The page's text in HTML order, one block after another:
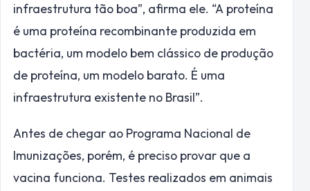
infraestrutura tão boa”, afirma ele. “A proteína
é uma proteína recombinante produzida em
bactéria, um modelo bem clássico de produção
de proteína, um modelo barato. É uma
infraestrutura existente no Brasil”.
Antes de chegar ao Programa Nacional de
Imunizações, porém, é preciso provar que a
vacina funciona. Testes realizados em animais